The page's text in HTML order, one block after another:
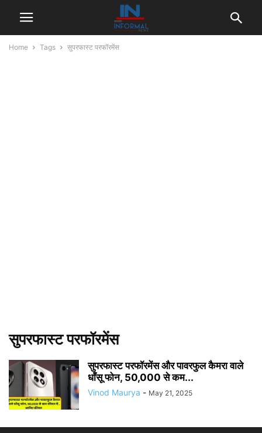
Home Tags सुपरफास्ट परफॉरमेंस
सुपरफास्ट परफॉरमेंस
सुपरफास्ट परफॉरमेंस और पावरफुल कैमरा वाले
धाँसू फोन, 50,000 से कम...
Vinod Maurya - May 21, 2025